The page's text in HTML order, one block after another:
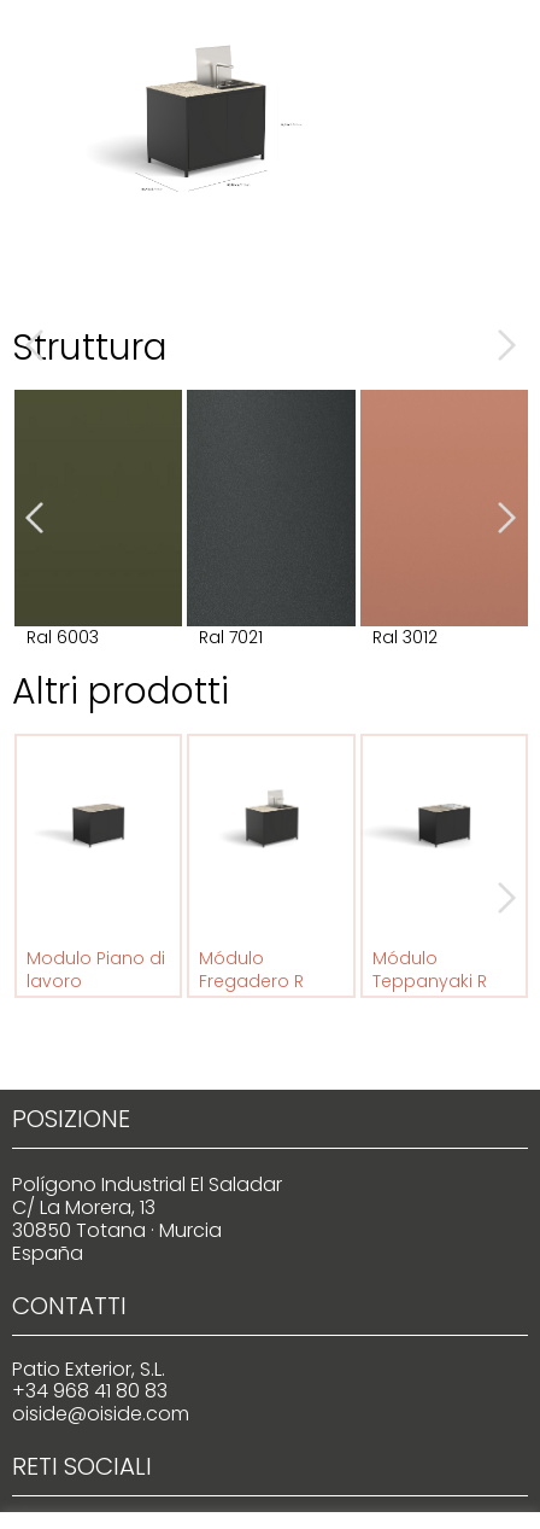
Struttura
Ral 6003 Ral 7021 Ral 3012
Altri prodotti
Modulo Piano di
lavoro
Módulo
Fregadero R
Módulo
Teppanyaki R
POSIZIONE
Polígono Industrial El Saladar
C/ La Morera, 13
30850 Totana · Murcia
España
CONTATTI
Patio Exterior, S.L.
+34 968 41 80 83
oiside@oiside.com
RETI SOCIALI